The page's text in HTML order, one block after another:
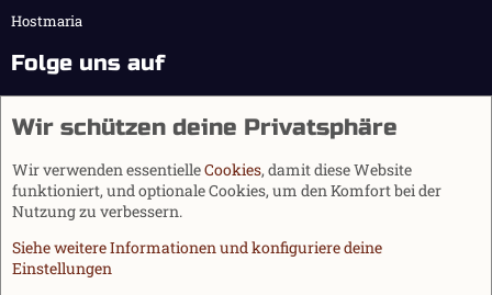
Hostmaria
Folge uns auf
Wir schützen deine Privatsphäre
Wir verwenden essentielleCookies, damit diese Website
funktioniert, und optionale Cookies, um den Komfort bei der
Nutzung zu verbessern.
Siehe weitere Informationen und konfiguriere deine
Einstellungen